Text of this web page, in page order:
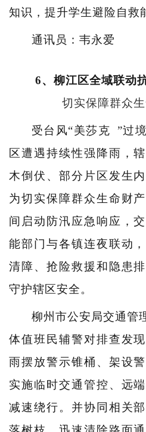
知识，提升学生避险自救
通讯员：韦永爱
6、柳江区全域联动
切实保障群众
受台风“美莎克
”过
区遭遇持续性强降雨，
木倒伏、部分片区发生
为切实保障群众生命财
间启动防汛应急响应，
能部门与各镇连夜联动
清障、抢险救援和隐患
守护辖区安全。
柳州市公安局交通管
体值班民辅警对排查发
雨摆放警示锥桶、架设
实施临时交通管控、远
减速绕行。并协同相关